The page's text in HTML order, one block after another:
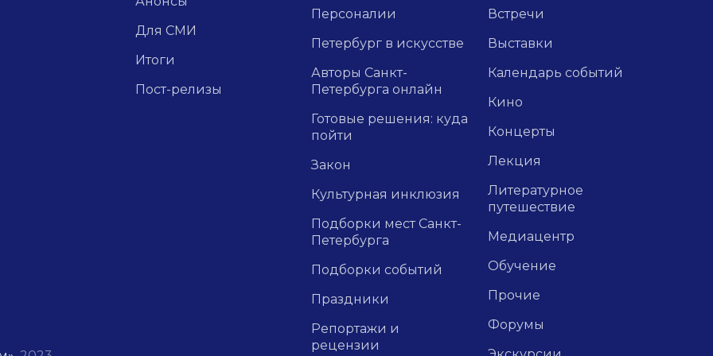
Для СМИ
Итоги
Пост-релизы
Персоналии
Петербург в искусстве
Авторы Санкт-
Петербурга онлайн
Готовые решения: куда
пойти
Закон
Культурная инклюзия
Подборки мест Санкт-
Петербурга
Подборки событий
Праздники
Репортажи и
рецензии
Встречи
Выставки
Календарь событий
Кино
Концерты
Лекция
Литературное
путешествие
Медиацентр
Обучение
Прочие
Форумы